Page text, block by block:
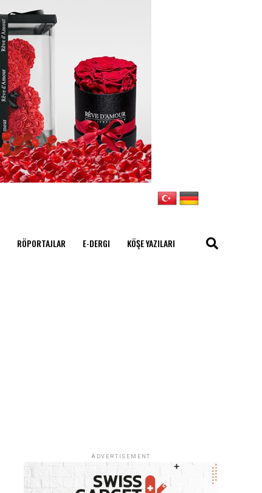
RÖPORTAJLAR E-DERGI KÖŞE YAZILARI
ADVERTISEMENT